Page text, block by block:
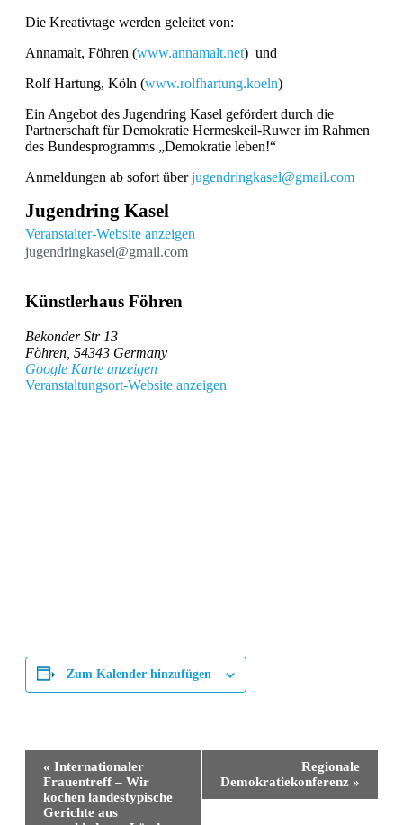
Die Kreativtage werden geleitet von:
Annamalt, Föhren (www.annamalt.net) und
Rolf Hartung, Köln (www.rolfhartung.koeln)
Ein Angebot des Jugendring Kasel gefördert durch die
Partnerschaft für Demokratie Hermeskeil-Ruwer im Rahmen
des Bundesprogramms „Demokratie leben!“
Anmeldungen ab sofort überjugendringkasel@gmail.com
Jugendring Kasel
Veranstalter-Website anzeigen
jugendringkasel@gmail.com
Künstlerhaus Föhren
Bekonder Str 13
Föhren 54343 Germany
Google Karte anzeigen
Veranstaltungsort-Website anzeigen
Zum Kalender hinzufügen
Veranstaltung-
Navigation
« Internationaler
Frauentreff – Wir
kochen landestypische
Gerichte aus
Regionale
Demokratiekonferenz »